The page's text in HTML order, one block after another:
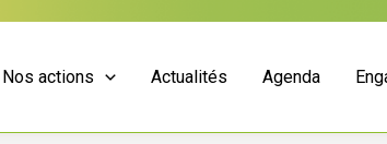
Nos actions Actualités Agenda